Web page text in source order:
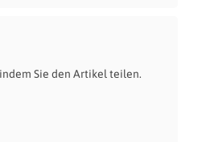
Sie den Artikel teilen.